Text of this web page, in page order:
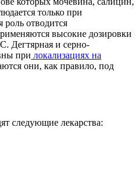
только при
отводится
высокие дозировки
Дегтярная и серно-
при локализациях на
они, как правило, под
следующие лекарства: